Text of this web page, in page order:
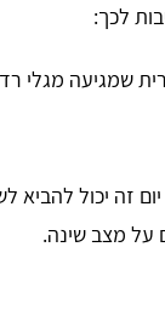
שמגיעה מגלי
זה יכול להביא
על מצב שינה.